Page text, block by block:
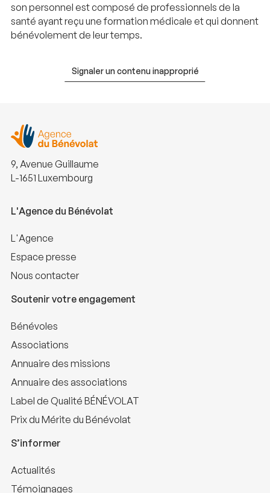
son personnel est composé de professionnels de la
santé ayant reçu une formation médicale et qui donnent
bénévolement de leur temps.
Signaler un contenu inapproprié
9, Avenue Guillaume
L-1651 Luxembourg
L'Agence du Bénévolat
L'Agence
Espace presse
Nous contacter
Soutenir votre engagement
Bénévoles
Associations
Annuaire des missions
Annuaire des associations
Label de Qualité BÉNÉVOLAT
Prix du Mérite du Bénévolat
S’informer
Actualités
Témoignages